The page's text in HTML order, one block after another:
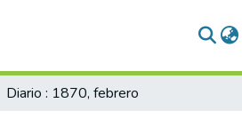
Diario : 1870, febrero